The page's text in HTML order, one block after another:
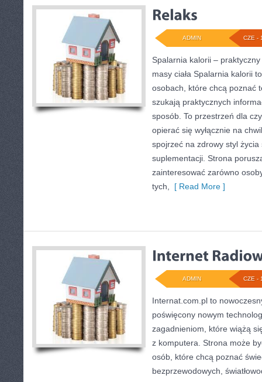
CZE -
ADMIN
Spalarnia kalorii –
masy ciała Spalarnia kalorii
osobach, które chcą poznać
szukają praktycznych
sposób. To przestrzeń dla
opierać się wyłącznie na
spojrzeć na zdrowy styl
suplementacji. Strona
zainteresować zarówno
tych,
[ Read More ]
CZE -
ADMIN
Internat.com.pl to
poświęcony nowym
zagadnieniom, które wiążą
z komputera. Strona może
osób, które chcą poznać
bezprzewodowych,